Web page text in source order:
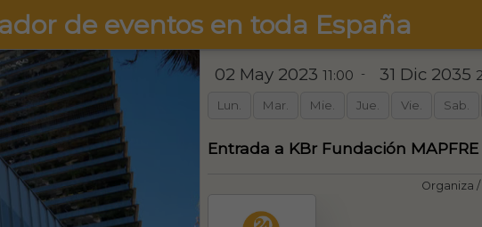
de eventos en toda España
02 May 2023 11:00 - 31 Dic 2035
Lun. Mar. Mie. Jue. Vie. Sab.
Entrada a KBr Fundación
Organiza